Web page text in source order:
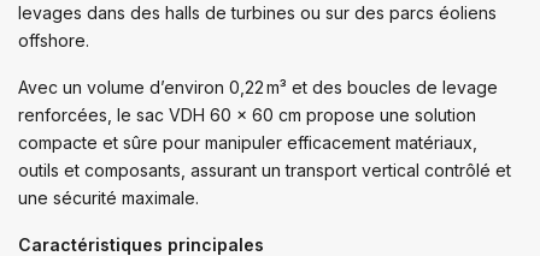
levages dans des halls de turbines ou sur des parcs éoliens
offshore.
Avec un volume d’environ 0,22 m³ et des boucles de levage
renforcées, le sac VDH 60 x 60 cm propose une solution
compacte et sûre pour manipuler efficacement matériaux,
outils et composants, assurant un transport vertical contrôlé et
une sécurité maximale.
Caractéristiques principales